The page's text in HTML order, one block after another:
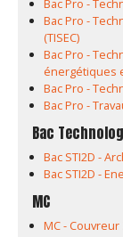
Bac Pro -
Bac Pro -
(TISEC)
Bac Pro -
énergétiques
Bac Pro -
Bac Pro -
Bac
Bac STI2D -
Bac STI2D -
MC
MC - Couvreur